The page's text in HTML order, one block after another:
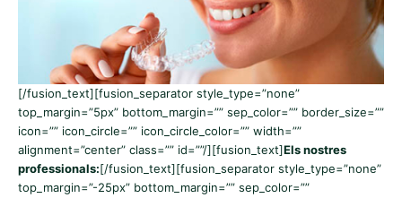
[/fusion_text][fusion_separator style_type=”none”
top_margin=”5px” bottom_margin=”” sep_color=”” border_size=””
icon=”” icon_circle=”” icon_circle_color=”” width=””
alignment=”center” class=”” id=””/][fusion_text]Els nostres
professionals:[/fusion_text][fusion_separator style_type=”none”
top_margin=”-25px” bottom_margin=”” sep_color=””